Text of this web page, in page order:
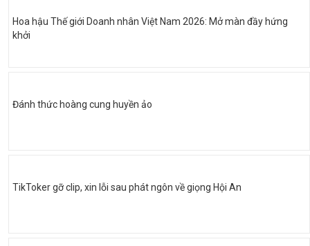
Hoa hậu Thế giới Doanh nhân Việt Nam 2026: Mở màn đầy hứng
khởi
Đánh thức hoàng cung huyền ảo
TikToker gỡ clip, xin lỗi sau phát ngôn về giọng Hội An